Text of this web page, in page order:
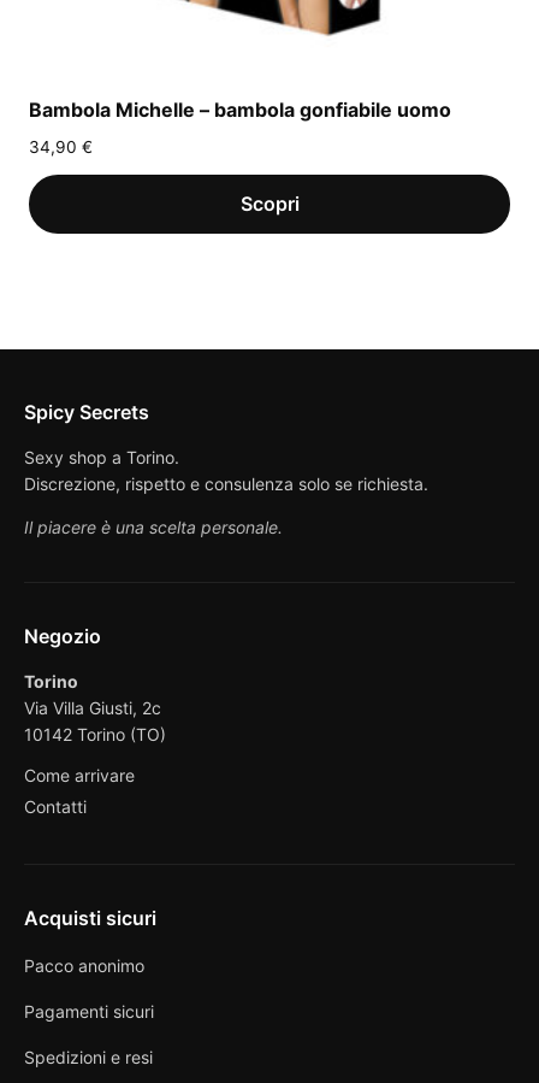
Bambola Michelle – bambola gonfiabile uomo
34,90 €
Spicy Secrets
Sexy shop a Torino.
Discrezione, rispetto e consulenza solo se richiesta.
Il piacere è una scelta personale.
Negozio
Torino
Via Villa Giusti, 2c
10142 Torino (TO)
Come arrivare
Contatti
Acquisti sicuri
Pacco anonimo
Pagamenti sicuri
Spedizioni e resi